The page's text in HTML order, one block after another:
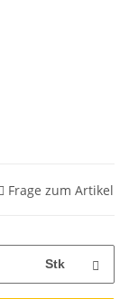
Frage zum Artikel
Stk